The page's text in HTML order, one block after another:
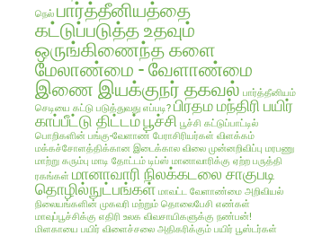
நெல் பார்த்தீனியத்தை
கட்டுப்படுத்த உதவும்
ஒருங்கிணைந்த களை
மேலாண்மை - வேளாண்மை
இணை இயக்குநர் தகவல் பார்த்தீனியம்
செடியை கட்டு படுத்துவது எப்படி? பிரதம மந்திரி பயிர்
காப்பீட்டு திட்டம்பூச்சி பூச்சி கட்டுப்பாட்டில்
பொறிகளின் பங்கு-வேளாண் பேராசிரியர்கள் விளக்கம்
மக்கச்சோளத்திக்கான இடைக்கால விலை முன்னறிவிப்பு மரபணு
மாற்று கரும்பு மாடி தோட்டம் டிப்ஸ் மானாவாரிக்கு ஏற்ற பருத்தி
ரகங்கள் மானாவாரி நிலக்கடலை சாகுபடி
தொழில்நுட்பங்கள் மாவட்ட வேளாண்மை அறிவியல்
நிலையங்களின் முகவரி மற்றும் தொலைபேசி எண்கள்
மாவுப்பூச்சிக்கு எதிரி உலக விவசாயிகளுக்கு நண்பன்!
மிளகாயை பயிர் விளைச்சலை அதிகரிக்கும் பயிர் பூஸ்டர்கள்